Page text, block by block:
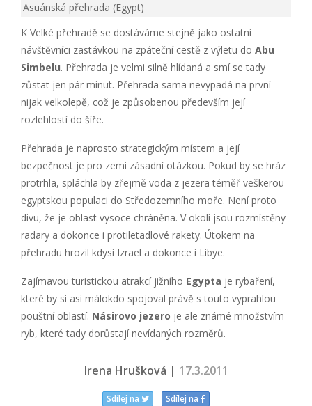
Asuánská přehrada (Egypt)
K Velké přehradě se dostáváme stejně jako ostatní
návštěvníci zastávkou na zpáteční cestě z výletu do Abu
Simbelu. Přehrada je velmi silně hlídaná a smí se tady
zůstat jen pár minut. Přehrada sama nevypadá na první
nijak velkolepě, což je způsobenou především její
rozlehlostí do šíře.
Přehrada je naprosto strategickým místem a její
bezpečnost je pro zemi zásadní otázkou. Pokud by se hráz
protrhla, spláchla by zřejmě voda z jezera téměř veškerou
egyptskou populaci do Středozemního moře. Není proto
divu, že je oblast vysoce chráněna. V okolí jsou rozmístěny
radary a dokonce i protiletadlové rakety. Útokem na
přehradu hrozil kdysi Izrael a dokonce i Libye.
Zajímavou turistickou atrakcí jižního Egypta je rybaření,
které by si asi málokdo spojoval právě s touto vyprahlou
pouštní oblastí. Násirovo jezero je ale známé množstvím
ryb, které tady dorůstají nevídaných rozměrů.
Irena Hrušková | 17.3.2011
Sdílej na Sdílej na